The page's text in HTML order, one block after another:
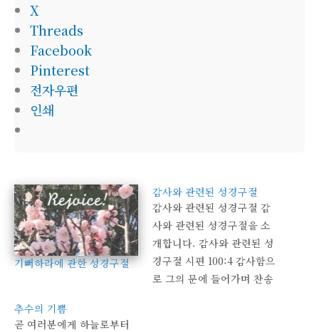
X
Threads
Facebook
Pinterest
전자우편
인쇄
기뻐하라에 관한 성경구절
감사와 관련된 성경구절
감사와 관련된 성경구절 감
사와 관련된 성경구절을 소
개합니다. 감사와 관련된 성
경구절 시편 100:4 감사함으
로 그의 문에 들어가며 찬송
추수의 기쁨
곧 여러분에게 하늘로부터